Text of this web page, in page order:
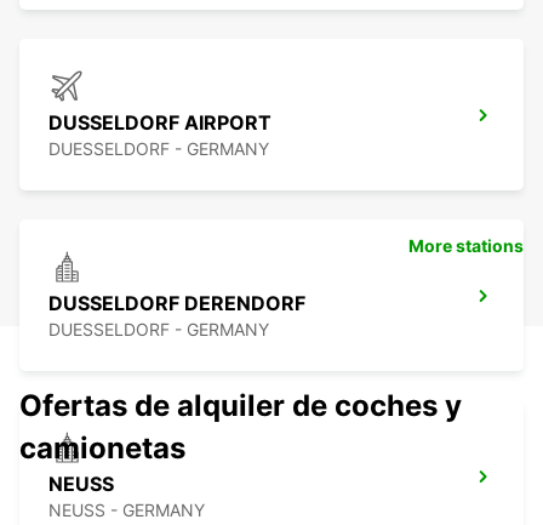
DUSSELDORF AIRPORT
DUESSELDORF - GERMANY
DUSSELDORF DERENDORF
DUESSELDORF - GERMANY
NEUSS
NEUSS - GERMANY
More stations
Ofertas de alquiler de coches y
camionetas